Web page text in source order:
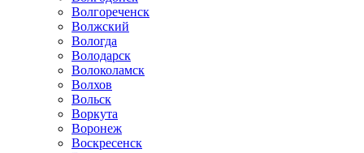
Волгореченск
Волжский
Вологда
Володарск
Волоколамск
Волхов
Вольск
Воркута
Воронеж
Воскресенск